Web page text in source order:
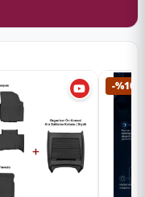
-%10